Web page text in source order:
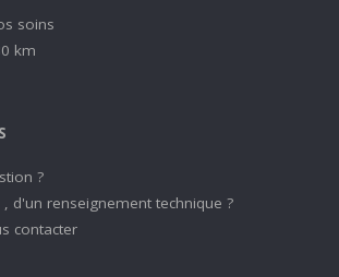
soins
km
?
d'un renseignement technique ?
contacter